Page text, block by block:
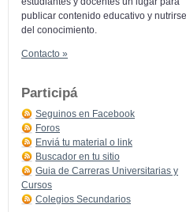
publicar contenido educativo y nutrirse
del conocimiento.
Contacto »
Participá
Seguinos en Facebook
Foros
Enviá tu material o link
Buscador en tu sitio
Guia de Carreras Universitarias y
Cursos
Colegios Secundarios